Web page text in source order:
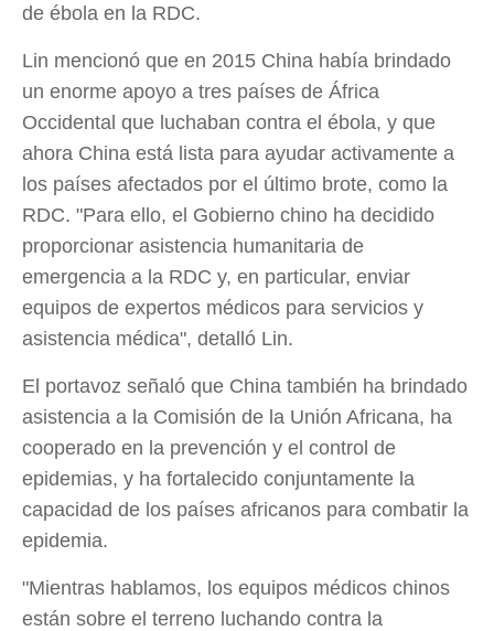
de ébola en la RDC.
Lin mencionó que en 2015 China había brindado
un enorme apoyo a tres países de África
Occidental que luchaban contra el ébola, y que
ahora China está lista para ayudar activamente a
los países afectados por el último brote, como la
RDC. "Para ello, el Gobierno chino ha decidido
proporcionar asistencia humanitaria de
emergencia a la RDC y, en particular, enviar
equipos de expertos médicos para servicios y
asistencia médica", detalló Lin.
El portavoz señaló que China también ha brindado
asistencia a la Comisión de la Unión Africana, ha
cooperado en la prevención y el control de
epidemias, y ha fortalecido conjuntamente la
capacidad de los países africanos para combatir la
epidemia.
"Mientras hablamos, los equipos médicos chinos
están sobre el terreno luchando contra la